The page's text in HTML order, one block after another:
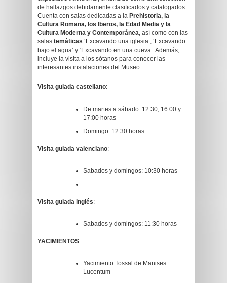
de hallazgos debidamente clasificados y catalogados.
Cuenta con salas dedicadas a la Prehistoria, la
Cultura Romana, los Iberos, la Edad Media y la
Cultura Moderna y Contemporánea, así como con las
salas temáticas ‘Excavando una iglesia’, ‘Excavando
bajo el agua’ y ‘Excavando en una cueva’. Además,
incluye la visita a los sótanos para conocer las
interesantes instalaciones del Museo.
Visita guiada castellano:
De martes a sábado: 12:30, 16:00 y
17:00 horas
Domingo: 12:30 horas.
Visita guiada valenciano:
Sabados y domingos: 10:30 horas
Visita guiada inglés:
Sabados y domingos: 11:30 horas
YACIMIENTOS
Yacimiento Tossal de Manises
Lucentum